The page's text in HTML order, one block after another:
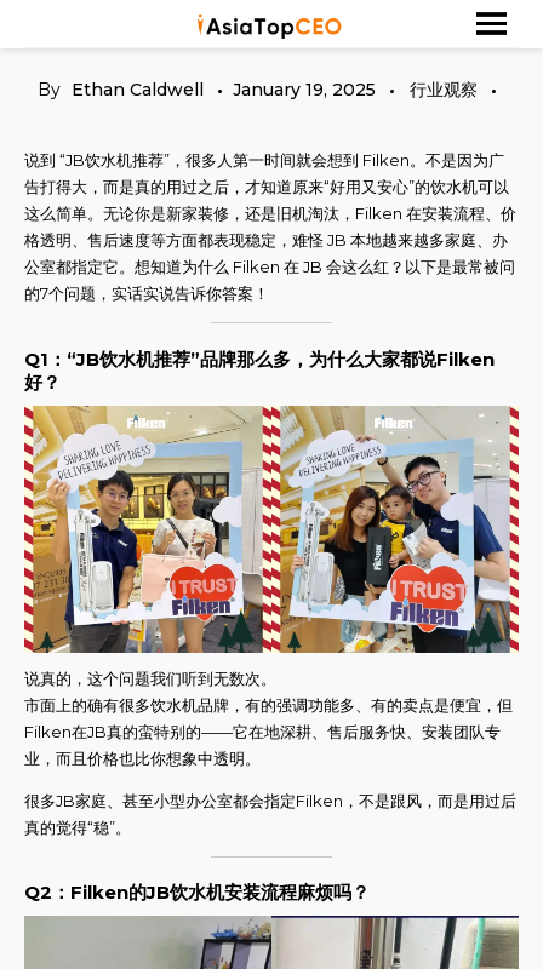
to
content
Asia Top CEO
探索亚洲杰出的成功人士
By Ethan Caldwell January 19, 2025 行业观察
说到 “JB饮水机推荐”，很多人第一时间就会想到 Filken。不是因为广
告打得大，而是真的用过之后，才知道原来“好用又安心”的饮水机可以
这么简单。无论你是新家装修，还是旧机淘汰，Filken 在安装流程、价
格透明、售后速度等方面都表现稳定，难怪 JB 本地越来越多家庭、办
公室都指定它。想知道为什么 Filken 在 JB 会这么红？以下是最常被问
的7个问题，实话实说告诉你答案！
Q1：“JB饮水机推荐”品牌那么多，为什么大家都说Filken
好？
说真的，这个问题我们听到无数次。
市面上的确有很多饮水机品牌，有的强调功能多、有的卖点是便宜，但
Filken在JB真的蛮特别的——它在地深耕、售后服务快、安装团队专
业，而且价格也比你想象中透明。
很多JB家庭、甚至小型办公室都会指定Filken，不是跟风，而是用过后
真的觉得“稳”。
Q2：Filken的JB饮水机安装流程麻烦吗？